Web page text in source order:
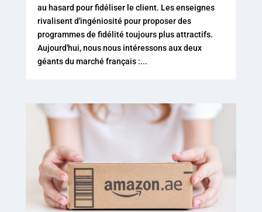
au hasard pour fidéliser le client. Les enseignes
rivalisent d'ingéniosité pour proposer des
programmes de fidélité toujours plus attractifs.
Aujourd'hui, nous nous intéressons aux deux
géants du marché français :...